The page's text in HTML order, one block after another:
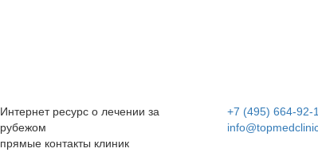
Интернет ресурс о лечении за
рубежом
прямые контакты клиник
+7 (495) 664-92-